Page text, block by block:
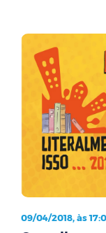
09/04/2018, às